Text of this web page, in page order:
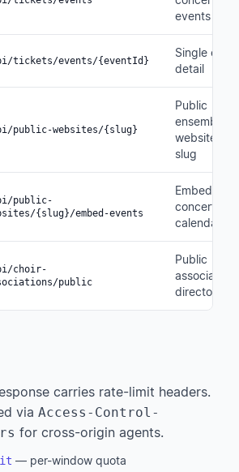
events
tickets/events/{eventId}
Single
detail
public-websites/{slug}
Public
ensemble
website by
slug
public-
{slug}/embed-events
concert
calendar
choir-
public
Public
association
directory
carries rate-limit headers.
via Access-Control-
for cross-origin agents.
— per-window quota